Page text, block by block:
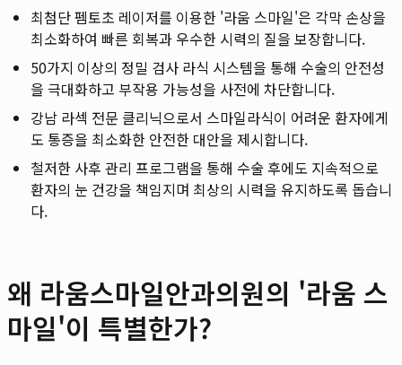
최첨단 펨토초 레이저를 이용한 '라움 스마일'은 각막 손상을
최소화하여 빠른 회복과 우수한 시력의 질을 보장합니다.
50가지 이상의 정밀 검사 라식 시스템을 통해 수술의 안전성
을 극대화하고 부작용 가능성을 사전에 차단합니다.
강남 라섹 전문 클리닉으로서 스마일라식이 어려운 환자에게
도 통증을 최소화한 안전한 대안을 제시합니다.
철저한 사후 관리 프로그램을 통해 수술 후에도 지속적으로
환자의 눈 건강을 책임지며 최상의 시력을 유지하도록 돕습니
다.
왜 라움스마일안과의원의 '라움 스
마일'이 특별한가?